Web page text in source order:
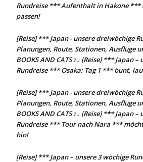
Rundreise *** Aufenthalt in Hakone ***
passen!
[Reise] *** Japan - unsere dreiwöchige
Planungen, Route, Stationen, Ausflüge
BOOKS AND CATSzu [Reise] *** Japan –
Rundreise *** Osaka: Tag 1 *** bunt,
[Reise] *** Japan - unsere dreiwöchige
Planungen, Route, Stationen, Ausflüge
BOOKS AND CATSzu [Reise] *** Japan –
Rundreise *** Tour nach Nara ***
hin!
[Reise] *** Japan – unsere 3 wöchige